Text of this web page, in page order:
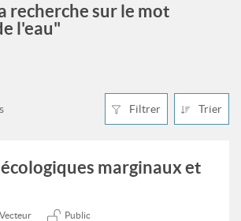
recherche sur le mot
l'eau"
Filtrer Trier
marginaux et
Vecteur Public